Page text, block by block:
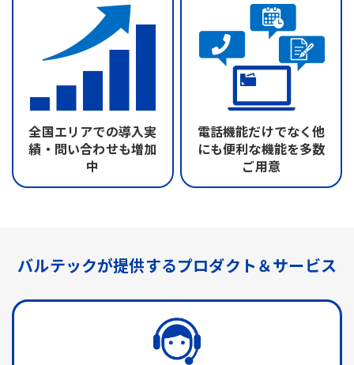
全国エリアでの導入実
績・問い合わせも増加
中
電話機能だけでなく他
にも便利な機能を多数
ご用意
バルテックが提供するプロダクト＆サービス